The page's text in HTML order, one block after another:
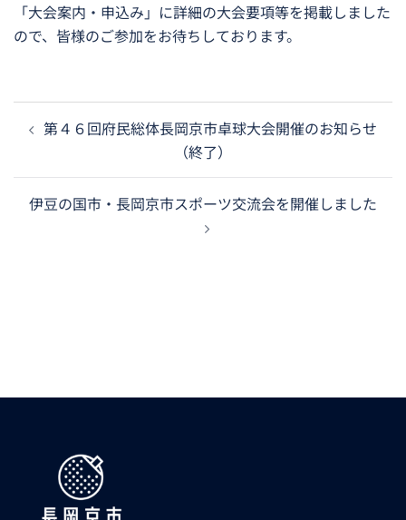
「大会案内・申込み」に詳細の大会要項等を掲載しました
ので、皆様のご参加をお待ちしております。
第４６回府民総体長岡京市卓球大会開催のお知らせ
（終了）
伊豆の国市・長岡京市スポーツ交流会を開催しました